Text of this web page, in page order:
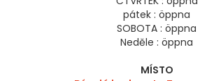
pátek : öppna
SOBOTA : öppna
Neděle : öppna
MÍSTO